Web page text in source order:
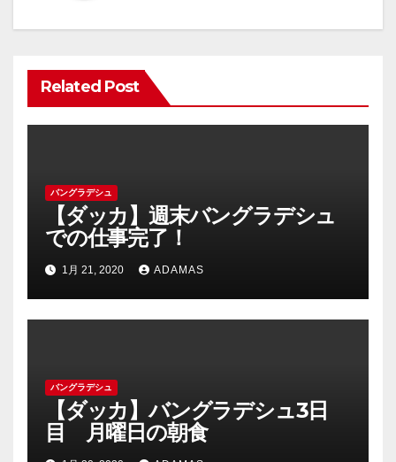
ョ
ン
Related Post
バングラデシュ
【ダッカ】週末バングラデシュ
での仕事完了！
1月 21, 2020 ADAMAS
バングラデシュ
【ダッカ】バングラデシュ3日
目 月曜日の朝食